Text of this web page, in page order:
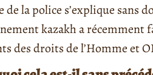
de la police s’explique sans
kazakh a récemment
des droits de l’Homme et